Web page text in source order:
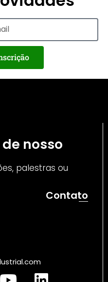
nosso
palestras ou
Contato